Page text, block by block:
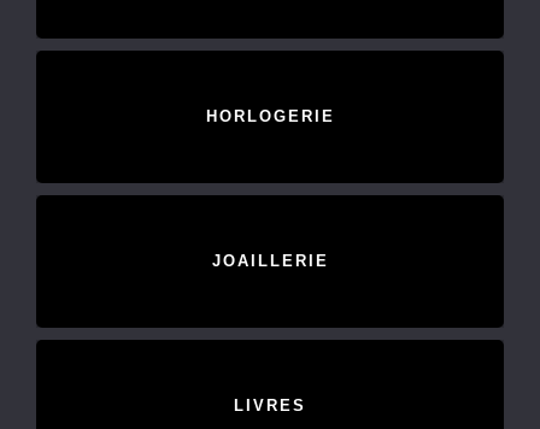
HORLOGERIE
JOAILLERIE
LIVRES